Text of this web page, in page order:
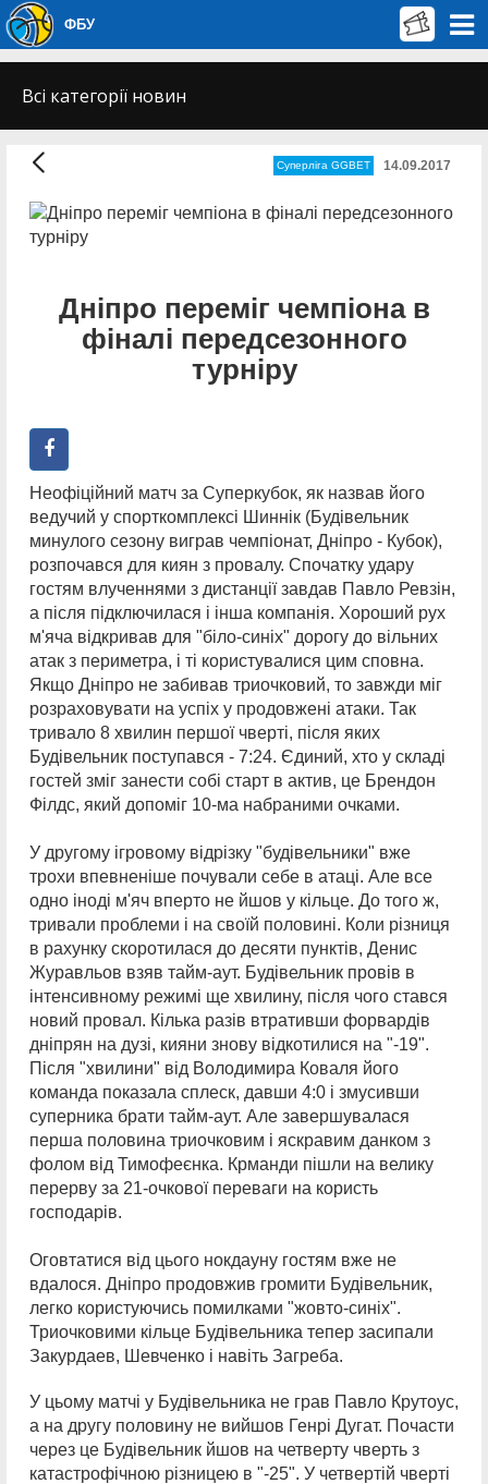
ФБУ
Всі категорії новин
Суперліга GGBET 14.09.2017
Дніпро переміг чемпіона в
фіналі передсезонного
турніру
Неофіційний матч за Суперкубок, як назвав його
ведучий у спорткомплексі Шиннік (Будівельник
минулого сезону виграв чемпіонат, Дніпро - Кубок),
розпочався для киян з провалу. Спочатку удару
гостям влученнями з дистанції завдав Павло Ревзін,
а після підключилася і інша компанія. Хороший рух
м'яча відкривав для "біло-синіх" дорогу до вільних
атак з периметра, і ті користувалися цим сповна.
Якщо Дніпро не забивав триочковий, то завжди міг
розраховувати на успіх у продовжені атаки. Так
тривало 8 хвилин першої чверті, після яких
Будівельник поступався - 7:24. Єдиний, хто у складі
гостей зміг занести собі старт в актив, це Брендон
Філдс, який допоміг 10-ма набраними очками.
У другому ігровому відрізку "будівельники" вже
трохи впевненіше почували себе в атаці. Але все
одно іноді м'яч вперто не йшов у кільце. До того ж,
тривали проблеми і на своїй половині. Коли різниця
в рахунку скоротилася до десяти пунктів, Денис
Журавльов взяв тайм-аут. Будівельник провів в
інтенсивному режимі ще хвилину, після чого стався
новий провал. Кілька разів втративши форвардів
дніпрян на дузі, кияни знову відкотилися на "-19".
Після "хвилини" від Володимира Коваля його
команда показала сплеск, давши 4:0 і змусивши
суперника брати тайм-аут. Але завершувалася
перша половина триочковим і яскравим данком з
фолом від Тимофеєнка. Крманди пішли на велику
перерву за 21-очкової переваги на користь
господарів.
Оговтатися від цього нокдауну гостям вже не
вдалося. Дніпро продовжив громити Будівельник,
легко користуючись помилками "жовто-синіх".
Триочковими кільце Будівельника тепер засипали
Закурдаев, Шевченко і навіть Загреба.
У цьому матчі у Будівельника не грав Павло Крутоус,
а на другу половину не вийшов Генрі Дугат. Почасти
через це Будівельник йшов на четверту чверть з
катастрофічною різницею в "-25". У четвертій чверті